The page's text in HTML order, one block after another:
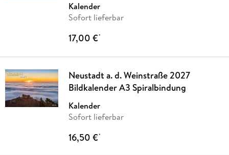
Kalender
Sofort lieferbar
17,00 €*
Neustadt a. d. Weinstraße 2027
Bildkalender A3 Spiralbindung
Kalender
Sofort lieferbar
16,50 €*